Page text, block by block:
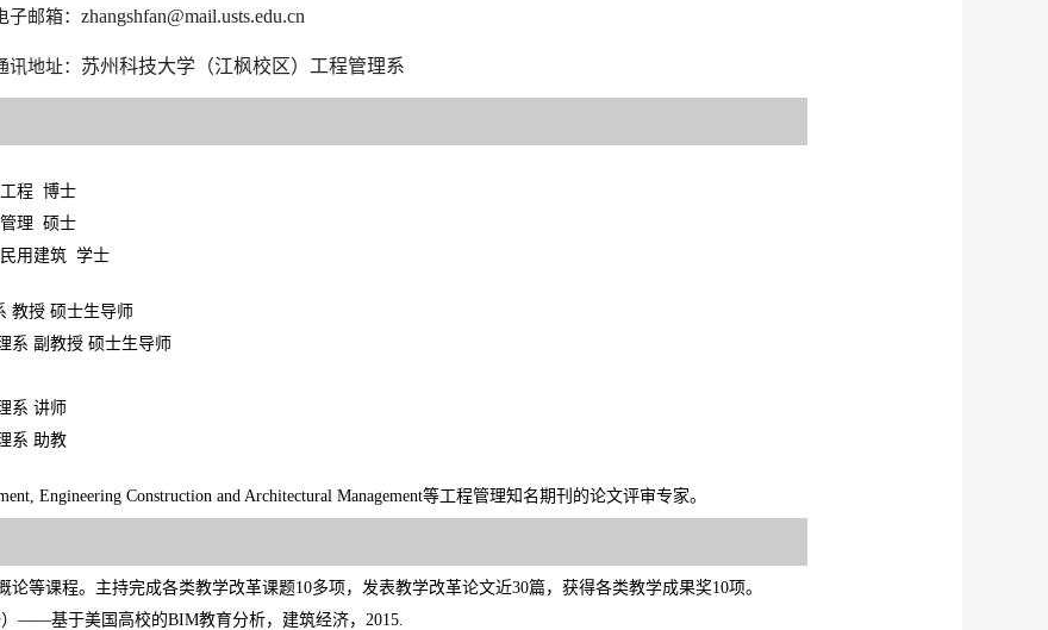
邮箱：zhangshfan@mail.usts.edu.cn
地址： 苏州科技大学（江枫校区）工程管理系
工程 博士
管理 硕士
民用建筑 学士
教授 硕士生导师
系 副教授 硕士生导师
系 讲师
系 助教
Engineering Construction and Architectural Management等工程管理知名期刊的论文评审专家。
等课程。主持完成各类教学改革课题10多项，发表教学改革论文近30篇，获得各类教学成果奖10项。
——基于美国高校的BIM教育分析，建筑经济，2015.